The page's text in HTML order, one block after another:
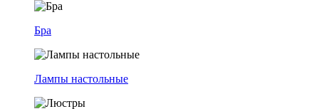
Бра
Лампы настольные